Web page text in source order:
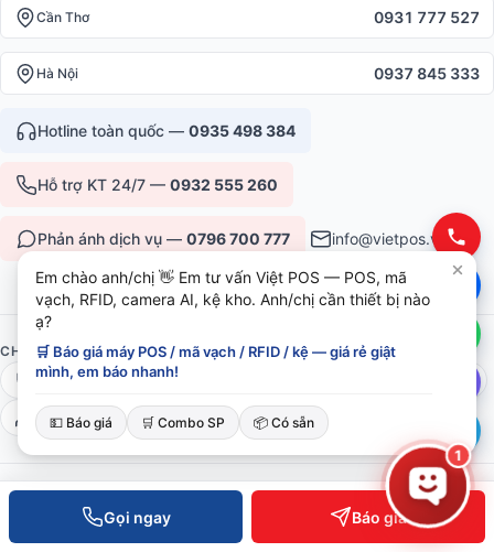
Gọi ngay Báo giá
Cần Thơ 0931 777 527
Hà Nội 0937 845 333
Hotline toàn quốc — 0935 498 384
Hỗ trợ KT 24/7 — 0932 555 260
Phản ánh dịch vụ — 0796 700 777 info@vietpos.vn
CHỨNG NHẬN & UY TÍN
ISO 9001:2015
6+ năm phục vụ B2B
© 2026 Việt POS — Việt Đức Trí Group. Mọi quyền được bảo lưu.
Điều khoản
1
Em chào anh/chị 👋 Em tư vấn Việt POS — POS, mã
vạch, RFID, camera AI, kệ kho. Anh/chị cần thiết bị nào
ạ?
🛒 Báo giá máy POS / mã vạch / RFID / kệ — giá rẻ giật
mình, em báo nhanh!
💵 Báo giá 🛒 Combo SP 📦 Có sẵn